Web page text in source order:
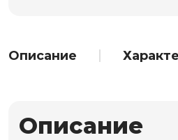
Описание
Описание